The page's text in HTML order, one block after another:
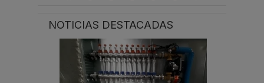
NOTICIAS DESTACADAS